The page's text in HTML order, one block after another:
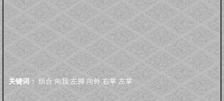
关键词： 组合 向我 左脚 向外 右掌 左掌